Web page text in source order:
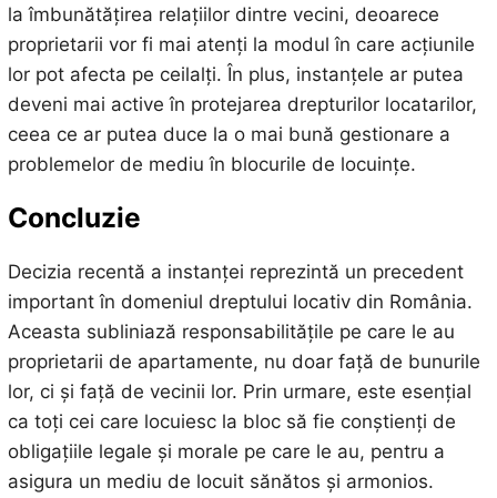
la îmbunătățirea relațiilor dintre vecini, deoarece
proprietarii vor fi mai atenți la modul în care acțiunile
lor pot afecta pe ceilalți. În plus, instanțele ar putea
deveni mai active în protejarea drepturilor locatarilor,
ceea ce ar putea duce la o mai bună gestionare a
problemelor de mediu în blocurile de locuințe.
Concluzie
Decizia recentă a instanței reprezintă un precedent
important în domeniul dreptului locativ din România.
Aceasta subliniază responsabilitățile pe care le au
proprietarii de apartamente, nu doar față de bunurile
lor, ci și față de vecinii lor. Prin urmare, este esențial
ca toți cei care locuiesc la bloc să fie conștienți de
obligațiile legale și morale pe care le au, pentru a
asigura un mediu de locuit sănătos și armonios.